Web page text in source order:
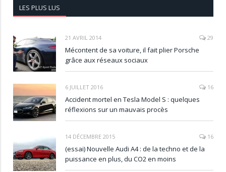
LES PLUS LUS
21 AVRIL 2014 29
Mécontent de sa voiture, il fait plier Porsche
grâce aux réseaux sociaux
6 JUILLET 2016 16
Accident mortel en Tesla Model S : quelques
réflexions sur un mauvais procès
14 DÉCEMBRE 2015 16
(essai) Nouvelle Audi A4 : de la techno et de la
puissance en plus, du CO2 en moins